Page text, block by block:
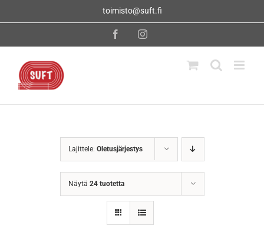
toimisto@suft.fi
FacebookInstagram
Lajittele: Oletusjärjestys
Näytä 24 tuotetta